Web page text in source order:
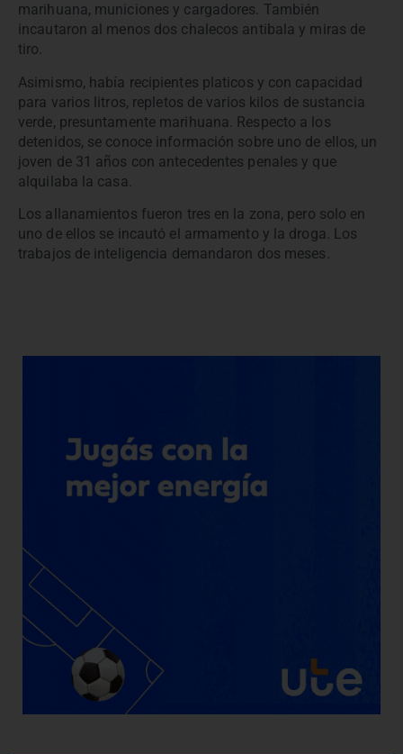
marihuana, municiones y cargadores. También
incautaron al menos dos chalecos antibala y miras de
tiro.
Asimismo, había recipientes platicos y con capacidad
para varios litros, repletos de varios kilos de sustancia
verde, presuntamente marihuana. Respecto a los
detenidos, se conoce información sobre uno de ellos, un
joven de 31 años con antecedentes penales y que
alquilaba la casa.
Los allanamientos fueron tres en la zona, pero solo en
uno de ellos se incautó el armamento y la droga. Los
trabajos de inteligencia demandaron dos meses.